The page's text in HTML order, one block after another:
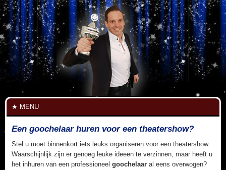
MENU
Een goochelaar huren voor een theatershow?
Stel u moet binnenkort iets leuks organiseren voor een theatershow.
Waarschijnlijk zijn er genoeg leuke ideeën te verzinnen, maar heeft u
het inhuren van een professioneel goochelaar al eens overwogen?